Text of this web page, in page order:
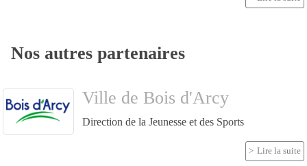
Nos autres partenaires
Ville de Bois d'Arcy
Direction de la Jeunesse et des Sports
Lire la suite